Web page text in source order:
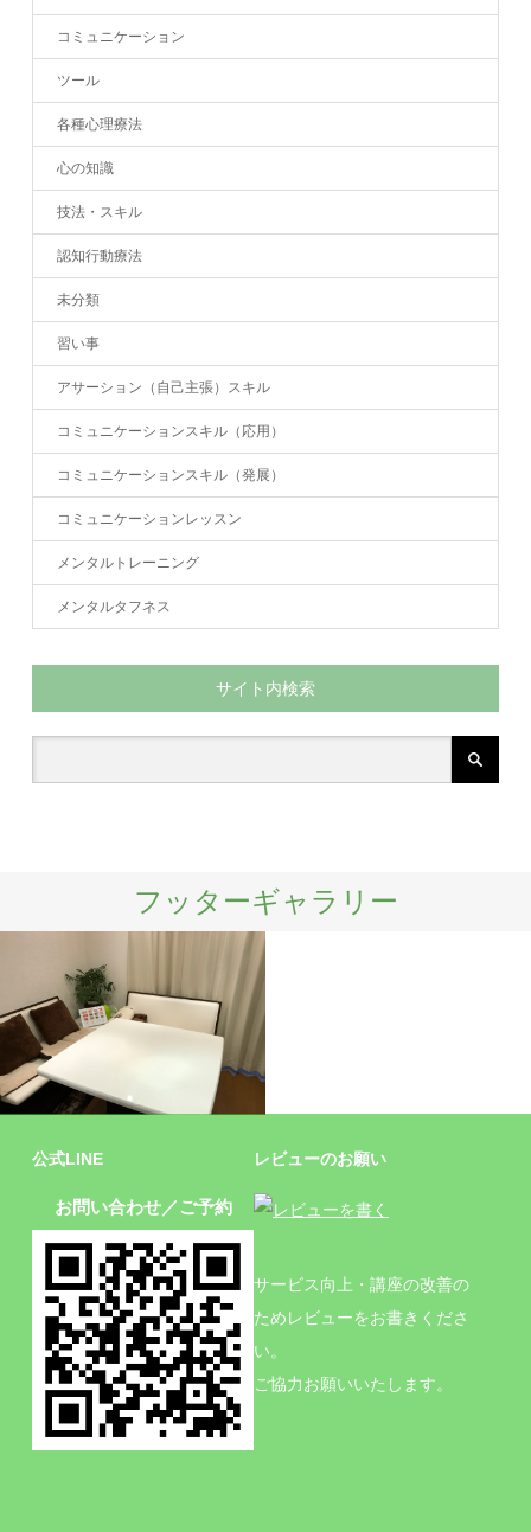
コミュニケーション
ツール
各種心理療法
心の知識
技法・スキル
認知行動療法
未分類
習い事
アサーション（自己主張）スキル
コミュニケーションスキル（応用）
コミュニケーションスキル（発展）
コミュニケーションレッスン
メンタルトレーニング
メンタルタフネス
サイト内検索
フッターギャラリー
施設
公式LINE
お問い合わせ／ご予約
レビューのお願い
サービス向上・講座の改善の
ためレビューをお書きくださ
い。
ご協力お願いいたします。